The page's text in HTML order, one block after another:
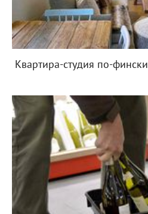
Квартира-студия по-фински